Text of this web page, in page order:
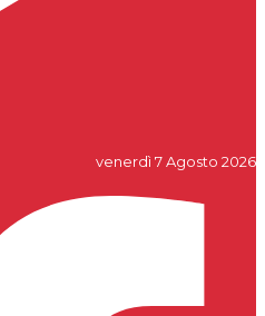
venerdì 7 Agosto 2026